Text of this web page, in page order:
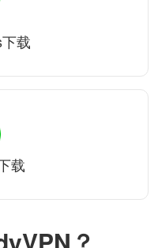
载
载